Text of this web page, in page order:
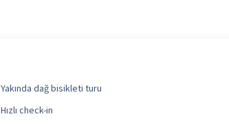
Yakında dağ bisikleti turu
Hızlı check-in